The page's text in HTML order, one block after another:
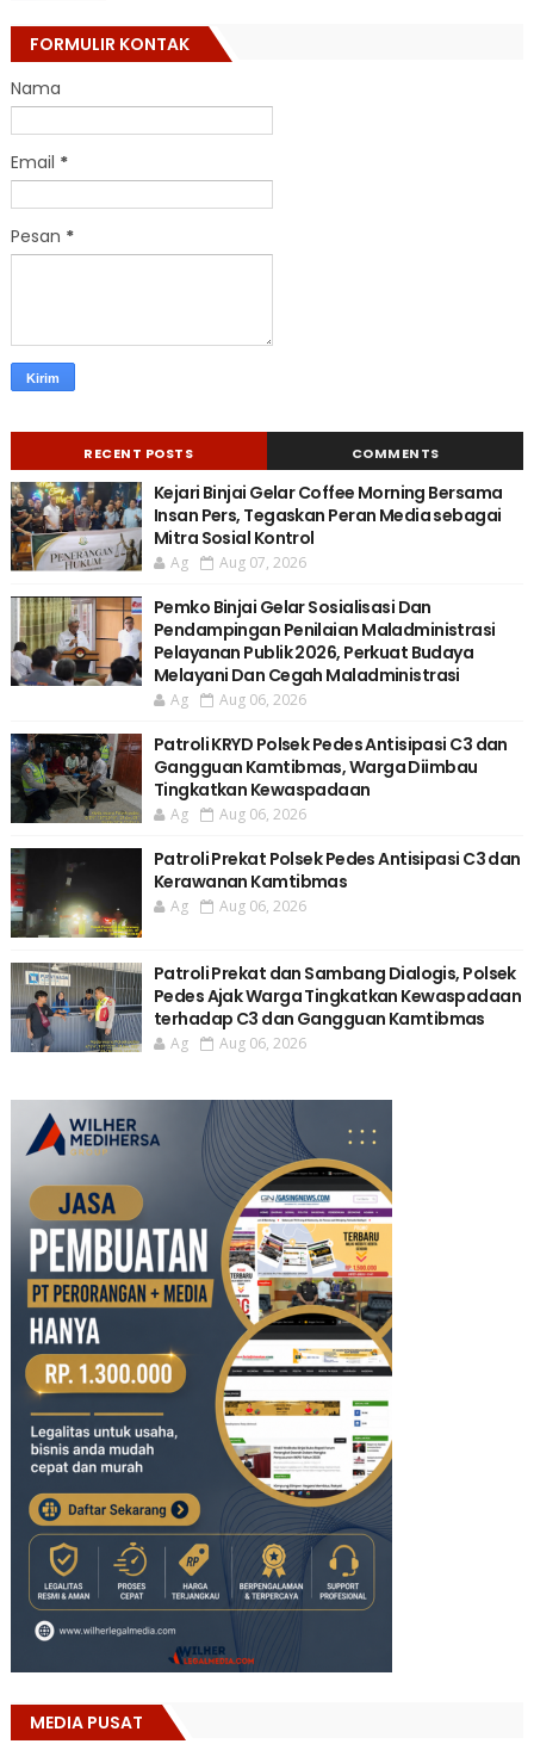
FORMULIR KONTAK
Nama
Email *
Pesan *
RECENT POSTS COMMENTS
Kejari Binjai Gelar Coffee Morning Bersama
Insan Pers, Tegaskan Peran Media sebagai
Mitra Sosial Kontrol
Ag Aug 07, 2026
Pemko Binjai Gelar Sosialisasi Dan
Pendampingan Penilaian Maladministrasi
Pelayanan Publik 2026, Perkuat Budaya
Melayani Dan Cegah Maladministrasi
Ag Aug 06, 2026
Patroli KRYD Polsek Pedes Antisipasi C3 dan
Gangguan Kamtibmas, Warga Diimbau
Tingkatkan Kewaspadaan
Ag Aug 06, 2026
Patroli Prekat Polsek Pedes Antisipasi C3 dan
Kerawanan Kamtibmas
Ag Aug 06, 2026
Patroli Prekat dan Sambang Dialogis, Polsek
Pedes Ajak Warga Tingkatkan Kewaspadaan
terhadap C3 dan Gangguan Kamtibmas
Ag Aug 06, 2026
MEDIA PUSAT